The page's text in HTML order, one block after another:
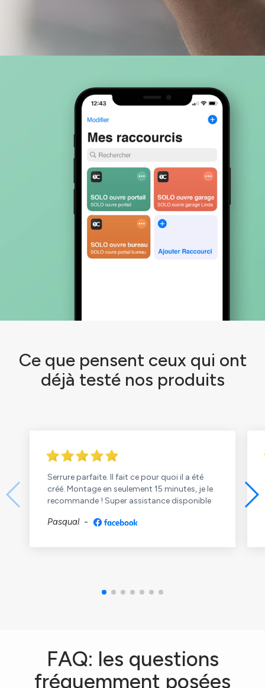
Ce que pensent ceux qui ont
déjà testé nos produits
Serrure parfaite. Il fait ce pour quoi il a été
créé. Montage en seulement 15 minutes, je le
recommande ! Super assistance disponible
Pasqual-
FAQ: les questions
fréquemment posées